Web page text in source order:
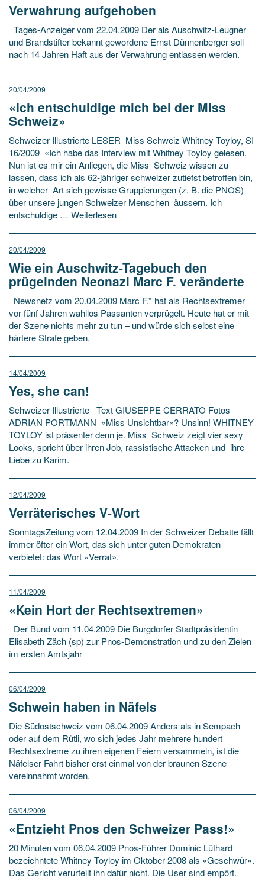
Verwahrung aufgehoben
Tages-Anzeiger vom 22.04.2009 Der als Auschwitz-Leugner
und Brandstifter bekannt gewordene Ernst Dünnenberger soll
nach 14 Jahren Haft aus der Verwahrung entlassen werden.
20/04/2009
«Ich entschuldige mich bei der Miss
Schweiz»
Schweizer Illustrierte LESER Miss Schweiz Whitney Toyloy, SI
16/2009 «Ich habe das Interview mit Whitney Toyloy gelesen.
Nun ist es mir ein Anliegen, die Miss Schweiz wissen zu
lassen, dass ich als 62-jähriger schweizer zutiefst betroffen bin,
in welcher Art sich gewisse Gruppierungen (z. B. die PNOS)
über unsere jungen Schweizer Menschen äussern. Ich
entschuldige … Weiterlesen
20/04/2009
Wie ein Auschwitz-Tagebuch den
prügelnden Neonazi Marc F. veränderte
Newsnetz vom 20.04.2009 Marc F.* hat als Rechtsextremer
vor fünf Jahren wahllos Passanten verprügelt. Heute hat er mit
der Szene nichts mehr zu tun – und würde sich selbst eine
härtere Strafe geben.
14/04/2009
Yes, she can!
Schweizer Illustrierte Text GIUSEPPE CERRATO Fotos
ADRIAN PORTMANN «Miss Unsichtbar»? Unsinn! WHITNEY
TOYLOY ist präsenter denn je. Miss Schweiz zeigt vier sexy
Looks, spricht über ihren Job, rassistische Attacken und ihre
Liebe zu Karim.
12/04/2009
Verräterisches V-Wort
SonntagsZeitung vom 12.04.2009 In der Schweizer Debatte fällt
immer öfter ein Wort, das sich unter guten Demokraten
verbietet: das Wort «Verrat».
11/04/2009
«Kein Hort der Rechtsextremen»
Der Bund vom 11.04.2009 Die Burgdorfer Stadtpräsidentin
Elisabeth Zäch (sp) zur Pnos-Demonstration und zu den Zielen
im ersten Amtsjahr
06/04/2009
Schwein haben in Näfels
Die Südostschweiz vom 06.04.2009 Anders als in Sempach
oder auf dem Rütli, wo sich jedes Jahr mehrere hundert
Rechtsextreme zu ihren eigenen Feiern versammeln, ist die
Näfelser Fahrt bisher erst einmal von der braunen Szene
vereinnahmt worden.
06/04/2009
«Entzieht Pnos den Schweizer Pass!»
20 Minuten vom 06.04.2009 Pnos-Führer Dominic Lüthard
bezeichntete Whitney Toyloy im Oktober 2008 als «Geschwür».
Das Gericht verurteilt ihn dafür nicht. Die User sind empört.